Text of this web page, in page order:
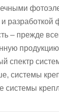
– прежде
спектр
системы